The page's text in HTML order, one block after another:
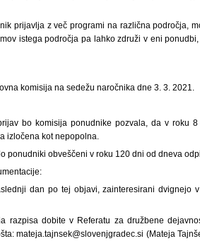
prijavlja z več programi na različna področja,
istega področja pa lahko združi v eni
komisija na sedežu naročnika dne 3. 3. 2021.
bo komisija ponudnike pozvala, da v roku
izločena kot nepopolna.
ponudniki obveščeni v roku 120 dni od dneva
dan po tej objavi, zainteresirani dvignejo
razpisa dobite v Referatu za družbene
mateja.tajnsek@slovenjgradec.si (Mateja